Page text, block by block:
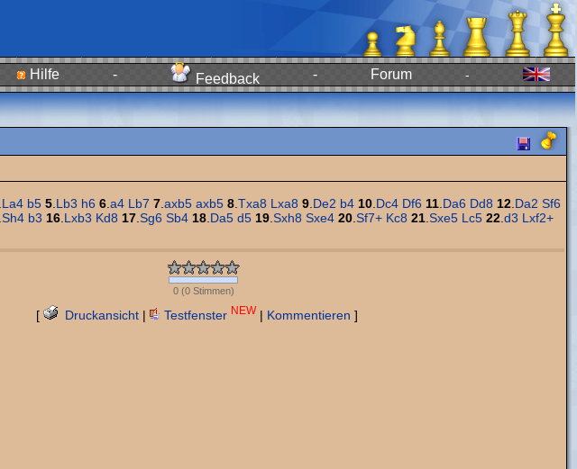
Hilfe - Feedback - Forum -
La4 b5 5 Lb3 h6 6 a4 Lb7 7 axb5 axb5 8 Txa8 Lxa8 9 De2 b4 10 Dc4 Df6 11 Da6 Dd8 12 Da2 Sf6
Sh4 b3 16 Lxb3 Kd8 17 Sg6 Sb4 18 Da5 d5 19 Sxh8 Sxe4 20 Sf7+ Kc8 21 Sxe5 Lc5 22 d3 Lxf2+
0(0Stimmen)
[ Druckansicht | Testfenster NEW | Kommentieren ]